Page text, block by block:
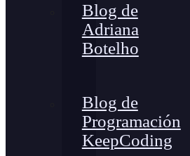
Blog de
Adriana
Botelho
Blog de
Programación
KeepCoding